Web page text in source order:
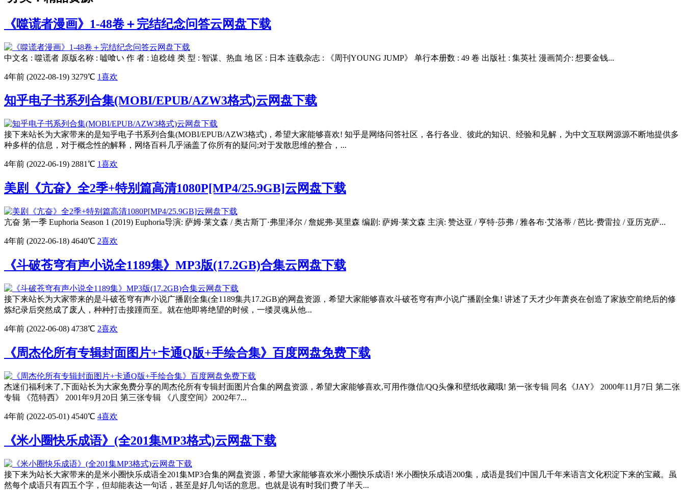
《噬谎者漫画》1-48卷＋完结纪念问答云网盘下载
中文名 : 噬谎者 原版名称 : 嘘喰い 作 者 : 迫稔雄 类 型 : 智谋、热血 地 区 : 日本 连载杂志 : 《周刊YOUNG JUMP》 单行本册数 : 49 卷 出版社 : 集英社 漫画简介: 想要金钱...
4年前 (2022-08-19) 3279℃ 1喜欢
知乎电子书系列合集(MOBI/EPUB/AZW3格式)云网盘下载
接下来站长为大家带来的是知乎电子书系列合集(MOBI/EPUB/AZW3格式)，希望大家能够喜欢! 知乎是网络问答社区，各行各业、彼此的知识、经验和见解，为中文互联网源源不断地提供多
种多样的信息，对于概念性的解释，网络百科几乎涵盖了你所有的疑问;对于发散思维的整合，...
4年前 (2022-06-19) 2881℃ 1喜欢
美剧《亢奋》全2季+特别篇高清1080P[MP4/25.9GB]云网盘下载
亢奋 第一季 Euphoria Season 1 (2019) Euphoria导演: 萨姆·莱文森 / 奥古斯丁·弗里泽尔 / 詹妮弗·莫里森 编剧: 萨姆·莱文森 主演: 赞达亚 / 亨特·莎弗 / 雅各布·艾洛蒂 / 芭比·费雷拉 / 亚历克萨...
4年前 (2022-06-18) 4640℃ 2喜欢
《斗破苍穹有声小说全1189集》MP3版(17.2GB)合集云网盘下载
接下来站长为大家带来的是斗破苍穹有声小说广播剧全集(全1189集共17.2GB)的网盘资源，希望大家能够喜欢斗破苍穹有声小说广播剧全集! 讲述了天才少年萧炎在创造了家族空前绝后的修
炼纪录后突然成了废人，种种打击接踵而至。就在他即将绝望的时候，一缕灵魂从他...
4年前 (2022-06-08) 4738℃ 2喜欢
《周杰伦所有专辑封面图片+卡通Q版+手绘合集》百度网盘免费下载
杰迷们福利来了,下面站长为大家免费分享的周杰伦所有专辑封面图片合集的网盘资源，希望大家能够喜欢,可用作微信/QQ头像和壁纸收藏哦! 第一张专辑 同名《JAY》 2000年11月7日 第二张
专辑 《范特西》 2001年9月20日 第三张专辑 《八度空间》2002年7...
4年前 (2022-05-01) 4540℃ 4喜欢
《米小圈快乐成语》(全201集MP3格式)云网盘下载
接下来为站长大家带来的是米小圈快乐成语全201集MP3合集的网盘资源，希望大家能够喜欢米小圈快乐成语! 米小圈快乐成语200集，成语是我们中国几千年来语言文化积淀下来的宝藏。虽
然每个成语只有四五个字，但却能表达一句话，甚至是好几句话的意思。也就是说有时我们费了半天...